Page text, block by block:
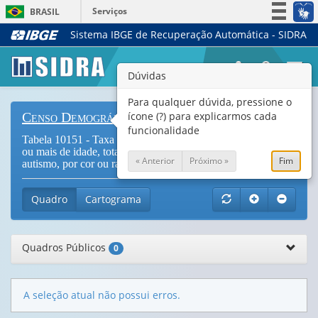
BRASIL
Serviços
Simplifique!
Legislação
Canais
Sistema IBGE de Recuperação Automática - SIDRA
Censo Demográfico
Tabela 10151 - Taxa de escolarização das pessoas de 6 anos
ou mais de idade, total e pessoas diagnosticadas com
autismo, por cor ou raça e grupo de idade (Vide Notas
Quadro Cartograma
Quadros Públicos 0
A seleção atual não possui erros.
Dúvidas
Para qualquer dúvida, pressione o
ícone (?) para explicarmos cada
funcionalidade
« Anterior Próximo » Fim